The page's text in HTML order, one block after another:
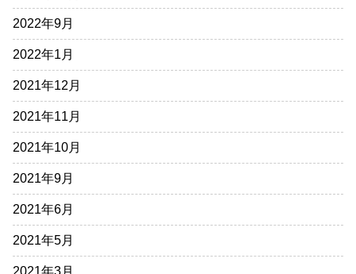
2022年9月
2022年1月
2021年12月
2021年11月
2021年10月
2021年9月
2021年6月
2021年5月
2021年3月